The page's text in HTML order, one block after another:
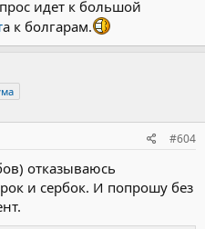
идет к большой
а к болгарам.
#604
отказываюсь
и сербок. И попрошу без